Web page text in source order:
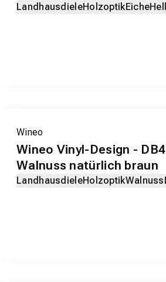
LandhausdieleHolzoptikEicheHell
Wineo
Wineo Vinyl-Design -
Walnuss natürlich braun
LandhausdieleHolzoptikWalnuss